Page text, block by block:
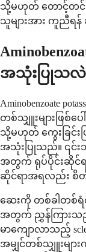
သို့မဟုတ် တောင့်တင်းခ
သူများအား ကူညီရ
အသုံးပြုသလဲ
Aminobenzoate
တစ်သျှူးများဖြစ်
သို့မဟုတ် ကွေးခြင်းဖ
အသုံးပြုသည်။ ၎င်းသ
အတွက် ရုပ်ပိုင်းဆိုင်
ဆိုင်ရာအရလည်း စိ
ဆေးကို တစ်ခါတစ်ရံတွ
အတွက် ညွှန်ကြားသ
မာကျောလာသည့်
အမျှင်တစ်သျှူးမျာ